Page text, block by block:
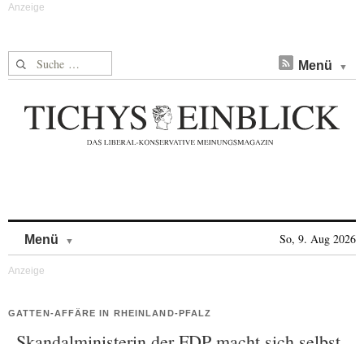
Suche nach: Menü
Menü So, 9. Aug 2026
GATTEN-AFFÄRE IN RHEINLAND-PFALZ